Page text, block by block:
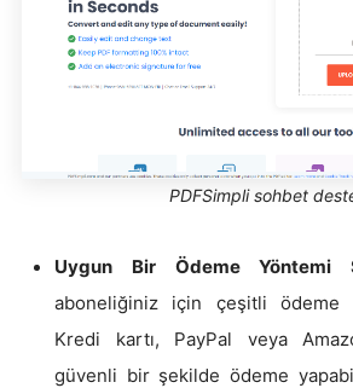
PDFSimpli sohbet
Uygun Bir Ödeme Yöntemi
aboneliğiniz için çeşitli ödeme
Kredi kartı, PayPal veya
güvenli bir şekilde ödeme